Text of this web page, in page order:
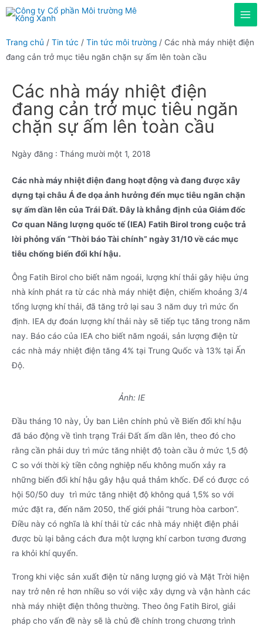
Trang chủ / Tin tức / Tin tức môi trường / Các nhà máy nhiệt điện
đang cản trở mục tiêu ngăn chặn sự ấm lên toàn cầu
Các nhà máy nhiệt điện
đang cản trở mục tiêu ngăn
chặn sự ấm lên toàn cầu
Ngày đăng : Tháng mười một 1, 2018
Các nhà máy nhiệt điện đang hoạt động và đang được xây
dựng tại châu Á đe dọa ảnh hưởng đến mục tiêu ngăn chặn
sự ấm dần lên của Trái Đất. Đây là khẳng định của Giám đốc
Cơ quan Năng lượng quốc tế (IEA) Fatih Birol trong cuộc trả
lời phỏng vấn “Thời báo Tài chính” ngày 31/10 về các mục
tiêu chống biến đổi khí hậu.
Ông Fatih Birol cho biết năm ngoái, lượng khí thải gây hiệu ứng
nhà kính phát ra từ các nhà máy nhiệt điện, chiếm khoảng 3/4
tổng lượng khí thải, đã tăng trở lại sau 3 năm duy trì mức ổn
định. IEA dự đoán lượng khí thải này sẽ tiếp tục tăng trong năm
nay. Báo cáo của IEA cho biết năm ngoái, sản lượng điện từ
các nhà máy nhiệt điện tăng 4% tại Trung Quốc và 13% tại Ấn
Độ.
Ảnh: IE
Đầu tháng 10 này, Ủy ban Liên chính phủ về Biến đổi khí hậu
đã báo động về tình trạng Trái Đất ấm dần lên, theo đó cho
rằng cần phải duy trì mức tăng nhiệt độ toàn cầu ở mức 1,5 độ
C so với thời kỳ tiền công nghiệp nếu không muốn xảy ra
những biến đổi khí hậu gây hậu quả thảm khốc. Để có được có
hội 50/50 duy trì mức tăng nhiệt độ không quá 1,5% so với
mức đặt ra, đến năm 2050, thế giới phải “trung hòa carbon”.
Điều này có nghĩa là khí thải từ các nhà máy nhiệt điện phải
được bù lại bằng cách đưa một lượng khí carbon tương đương
ra khỏi khí quyển.
Trong khi việc sản xuất điện từ năng lượng gió và Mặt Trời hiện
nay trở nên rẻ hơn nhiều so với việc xây dựng và vận hành các
nhà máy nhiệt điện thông thường. Theo ông Fatih Birol, giải
pháp cho vấn đề này sẽ là chủ đề chính trong chương trình